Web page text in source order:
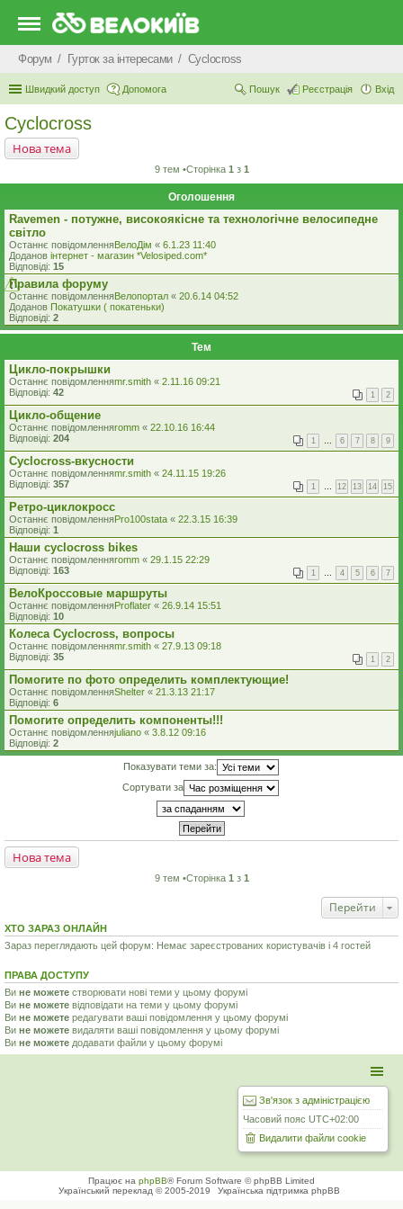
Форум Гурток за інтересами Cyclocross
Швидкий доступ Допомога Вхід
Реєстрація
Пошук
Cyclocross
Нова тема
9 тем •Сторінка 1 з 1
Оголошення
Ravemen - потужне, високоякісне та технологічне велосипедне
світло
Останнє повідомленняВелоДім « 6.1.23 11:40
Доданов iнтернет - магазин *Velosiped.com*
Відповіді: 15
Правила форуму
Останнє повідомленняВелопортал « 20.6.14 04:52
Доданов Покатушки ( покатеньки)
Відповіді: 2
Тем
Цикло-покрышки
Останнє повідомленняmr.smith « 2.11.16 09:21
Відповіді: 42 1 2
Цикло-общение
Останнє повідомленняromm « 22.10.16 16:44
Відповіді: 204 1 … 6 7 8 9
Cyclocross-вкусности
Останнє повідомленняmr.smith « 24.11.15 19:26
Відповіді: 357 1 … 12 13 14 15
Ретро-циклокросс
Останнє повідомленняPro100stata « 22.3.15 16:39
Відповіді: 1
Наши cyclocross bikes
Останнє повідомленняromm « 29.1.15 22:29
Відповіді: 163 1 … 4 5 6 7
ВелоКроссовые маршруты
Останнє повідомленняProflater « 26.9.14 15:51
Відповіді: 10
Колеса Cyclocross, вопросы
Останнє повідомленняmr.smith « 27.9.13 09:18
Відповіді: 35 1 2
Помогите по фото определить комплектующие!
Останнє повідомленняShelter « 21.3.13 21:17
Відповіді: 6
Помогите определить компоненты!!!
Останнє повідомленняjuliano « 3.8.12 09:16
Відповіді: 2
Показувати теми за:
Сортувати за
Нова тема
9 тем •Сторінка 1 з 1
Перейти
ХТО ЗАРАЗ ОНЛАЙН
Зараз переглядають цей форум: Немає зареєстрованих користувачів і 4 гостей
ПРАВА ДОСТУПУ
Ви не можете створювати нові теми у цьому форумі
Ви не можете відповідати на теми у цьому форумі
Ви не можете редагувати ваші повідомлення у цьому форумі
Ви не можете видаляти ваші повідомлення у цьому форумі
Ви не можете додавати файли у цьому форумі
Зв'язок з адміністрацією
Часовий пояс UTC+02:00
Видалити файли cookie
Працює на phpBB® Forum Software © phpBB Limited
Український переклад © 2005-2019
Українська підтримка phpBB